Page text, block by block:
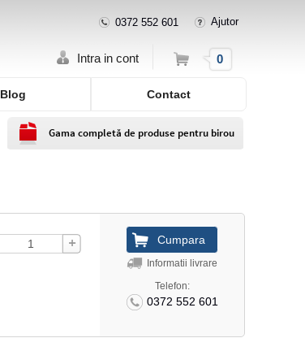
0372 552 601 Ajutor
Intra in cont Cos 0
Blog Contact
Gama completă de produse pentru birou
Informatii livrare
Telefon:
0372 552 601